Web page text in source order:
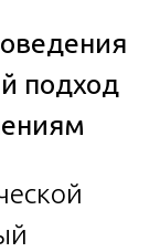
подход